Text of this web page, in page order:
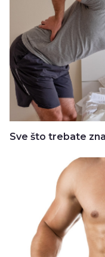
Sve što trebate